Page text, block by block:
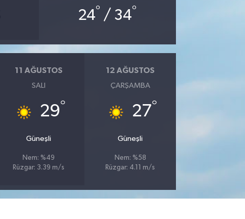
24° / 34°
11 AĞUSTOS
SALI
29°
Güneşli
Nem: %49
Rüzgar: 3.39 m/s
12 AĞUSTOS
ÇARŞAMBA
27°
Güneşli
Nem: %58
Rüzgar: 4.11 m/s